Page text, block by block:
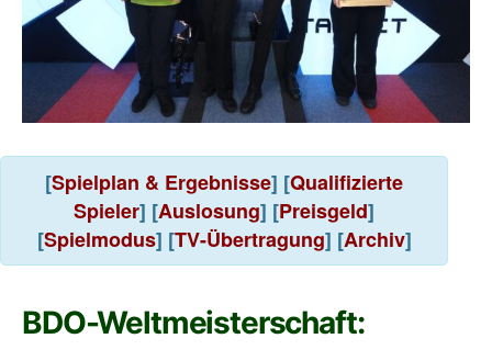
[Spielplan & Ergebnisse] [Qualifizierte
Spieler] [Auslosung] [Preisgeld]
[Spielmodus] [TV-Übertragung] [Archiv]
BDO-Weltmeisterschaft: